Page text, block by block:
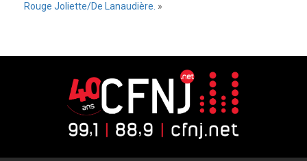
Rouge Joliette/De Lanaudière. »